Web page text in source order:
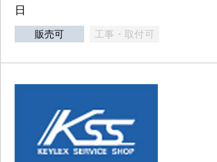
日
販売可 工事・取付可